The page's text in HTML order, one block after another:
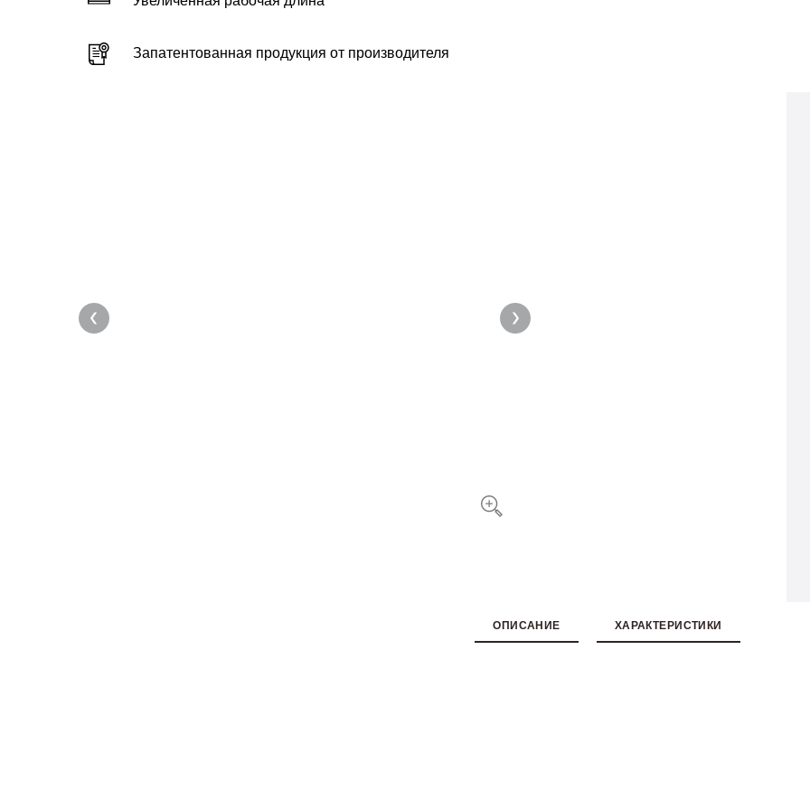
Запатентованная продукция от производителя
ОПИСАНИЕ ХАРАКТЕРИСТИКИ